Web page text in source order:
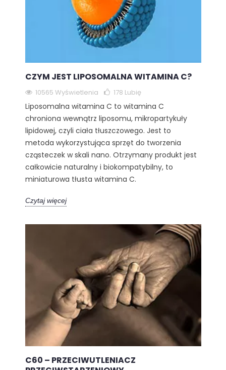
CZYM JEST LIPOSOMALNA WITAMINA C?
10565 Wyświetlenia 178 Lubię
Liposomalna witamina C to witamina C
chroniona wewnątrz liposomu, mikropartykuły
lipidowej, czyli ciała tłuszczowego. Jest to
metoda wykorzystująca sprzęt do tworzenia
cząsteczek w skali nano. Otrzymany produkt jest
całkowicie naturalny i biokompatybilny, to
miniaturowa tłusta witamina C.
Czytaj więcej
C60 – PRZECIWUTLENIACZ